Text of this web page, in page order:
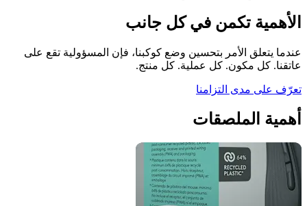
الأهمية تكمن في كل جانب
عندما يتعلق الأمر بتحسين وضع كوكبنا، فإن المسؤولية تقع على
عاتقنا. كل مكون. كل عملية. كل منتج.
تعرّف على مدى التزامنا
أهمية الملصقات